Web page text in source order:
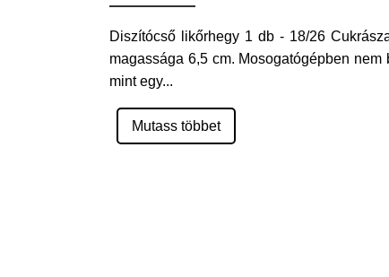
Diszítócső likőrhegy 1 db - 18/26
magassága 6,5 cm. Mosogatógépben
mint egy...
Mutass többet